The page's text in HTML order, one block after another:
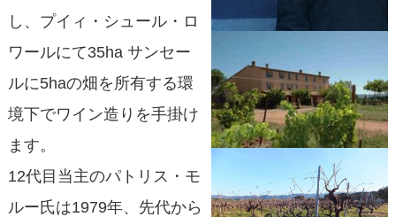
し、プイィ・シュール・ロ
ワールにて35ha サンセー
ルに5haの畑を所有する環
境下でワイン造りを手掛け
ます。
12代目当主のパトリス・モ
ルー氏は1979年、先代から